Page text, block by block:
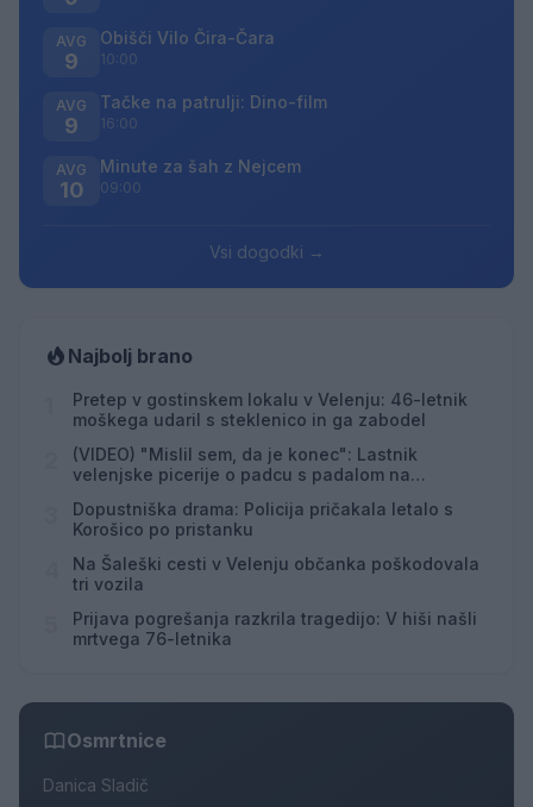
AVG
9
Obišči Vilo Čira-Čara
10:00
AVG
9
Tačke na patrulji: Dino-film
16:00
AVG
10
Minute za šah z Nejcem
09:00
Vsi dogodki →
Najbolj brano
Pretep v gostinskem lokalu v Velenju: 46-letnik
moškega udaril s steklenico in ga zabodel
(VIDEO) "Mislil sem, da je konec": Lastnik
velenjske picerije o padcu s padalom na
Dopustniška drama: Policija pričakala letalo s
Korošico po pristanku
Na Šaleški cesti v Velenju občanka poškodovala
tri vozila
Prijava pogrešanja razkrila tragedijo: V hiši našli
mrtvega 76-letnika
Osmrtnice
Danica Sladič